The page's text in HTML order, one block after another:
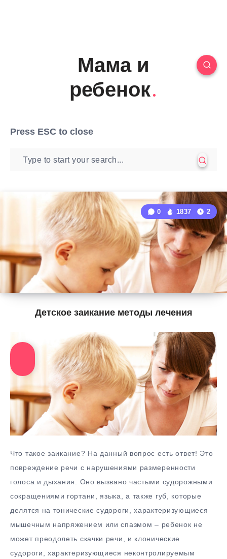
Мама и
ребенок
Press ESC to close
Детское заикание методы лечения
0 1837 2
Что такое заикание? На данный вопрос есть ответ! Это
повреждение речи с нарушениями размеренности
голоса и дыхания. Оно вызвано частыми судорожными
сокращениями гортани, языка, а также губ, которые
делятся на тонические судороги, характеризующиеся
мышечным напряжением или спазмом – ребенок не
может преодолеть скачки речи, и клонические
судороги, характеризующиеся неконтролируемым